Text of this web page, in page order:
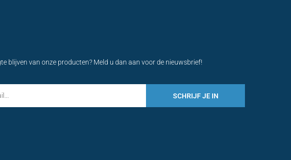
blijven van onze producten? Meld u dan aan voor de nieuwsbrief!
SCHRIJF JE IN